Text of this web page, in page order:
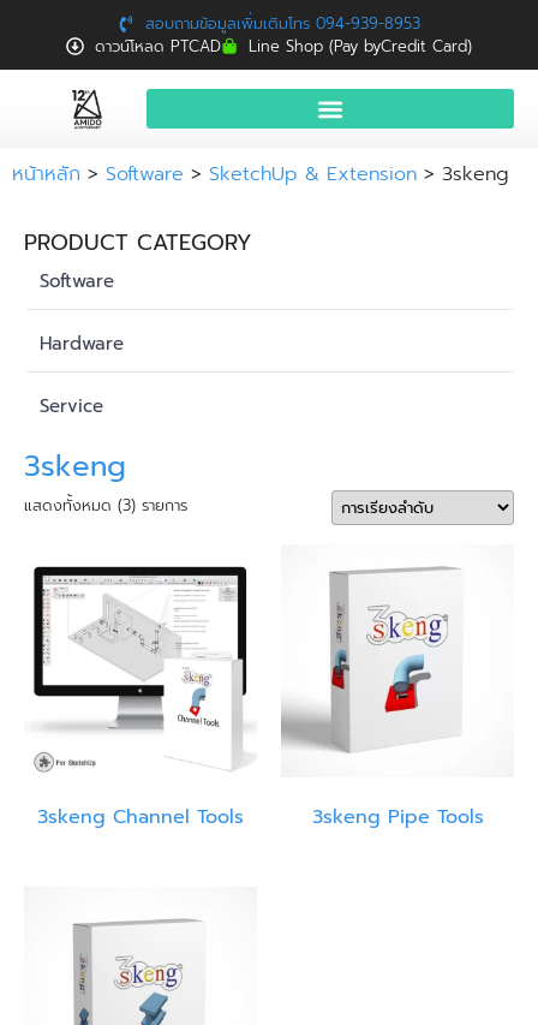
สอบถามข้อมูลเพิ่มเติมโทร 094-939-8953
ดาวน์โหลด PTCAD
Line Shop (Pay byCredit Card)
หน้าแรก
News
หน้าหลัก > Software > SketchUp & Extension > 3skeng
PRODUCT CATEGORY
Software
Hardware
Service
3skeng
แสดงทั้งหมด (3) รายการ
3skeng Channel Tools 3skeng Pipe Tools